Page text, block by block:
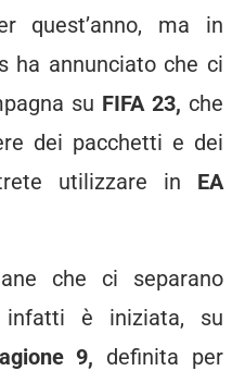
quest’anno, ma in
ha annunciato che ci
su FIFA 23, che
dei pacchetti e dei
utilizzare in EA
che ci separano
infatti è iniziata, su
9, definita per